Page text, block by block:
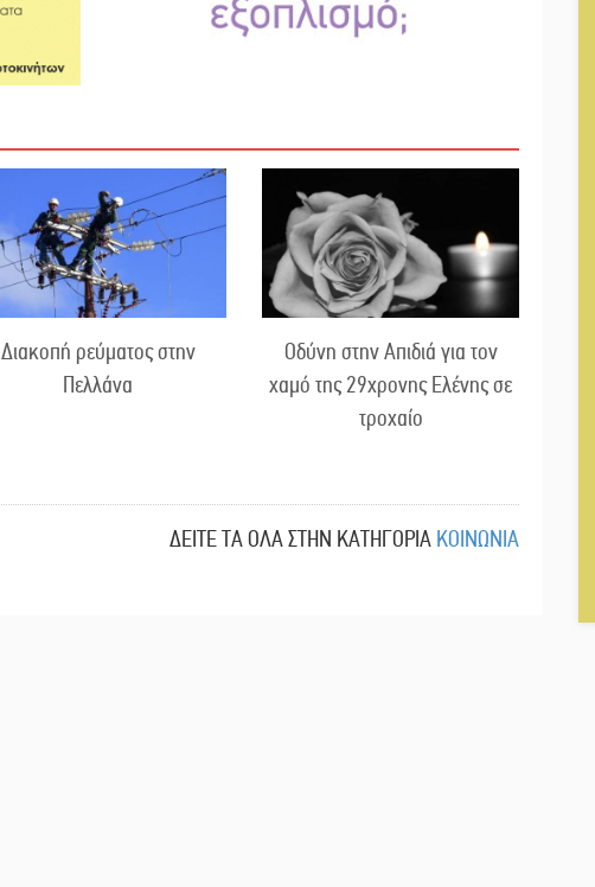
Διακοπή ρεύματος στην
Πελλάνα
Οδύνη στην Απιδιά για τον
χαμό της 29χρονης Ελένης σε
τροχαίο
ΔΕΙΤΕ ΤΑ ΟΛΑ ΣΤΗΝ ΚΑΤΗΓΟΡΙΑ ΚΟΙΝΩΝΙΑ